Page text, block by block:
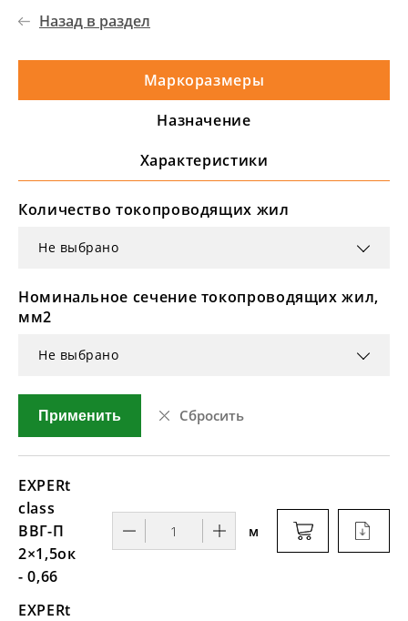
Назад в раздел
Маркоразмеры
Назначение
Характеристики
Количество токопроводящих жил
Не выбрано
Номинальное сечение токопроводящих жил,
мм2
Не выбрано
Применить Сбросить
EXPERt
class
ВВГ-П
2×1,5ок
- 0,66
м
EXPERt